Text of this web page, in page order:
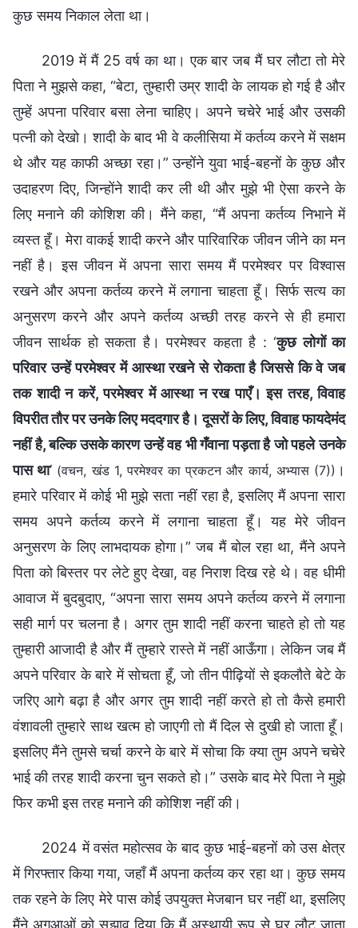
कुछ समय निकाल लेता था।
2019 में मैं 25 वर्ष का था। एक बार जब मैं घर लौटा तो मेरे
पिता ने मुझसे कहा, “बेटा, तुम्हारी उम्र शादी के लायक हो गई है और
तुम्हें अपना परिवार बसा लेना चाहिए। अपने चचेरे भाई और उसकी
पत्नी को देखो। शादी के बाद भी वे कलीसिया में कर्तव्य करने में सक्षम
थे और यह काफी अच्छा रहा।” उन्होंने युवा भाई-बहनों के कुछ और
उदाहरण दिए, जिन्होंने शादी कर ली थी और मुझे भी ऐसा करने के
लिए मनाने की कोशिश की। मैंने कहा, “मैं अपना कर्तव्य निभाने में
व्यस्त हूँ। मेरा वाकई शादी करने और पारिवारिक जीवन जीने का मन
नहीं है। इस जीवन में अपना सारा समय मैं परमेश्वर पर विश्वास
रखने और अपना कर्तव्य करने में लगाना चाहता हूँ। सिर्फ सत्य का
अनुसरण करने और अपने कर्तव्य अच्छी तरह करने से ही हमारा
जीवन सार्थक हो सकता है। परमेश्वर कहता है : ‘कुछ लोगों का
परिवार उन्हें परमेश्वर में आस्था रखने से रोकता है जिससे कि वे जब
तक शादी न करें, परमेश्वर में आस्था न रख पाएँ। इस तरह, विवाह
विपरीत तौर पर उनके लिए मददगार है। दूसरों के लिए, विवाह फायदेमंद
नहीं है, बल्कि उसके कारण उन्हें वह भी गँवाना पड़ता है जो पहले उनके
पास था’ (वचन, खंड 1, परमेश्वर का प्रकटन और कार्य, अभ्यास (7)) ।
हमारे परिवार में कोई भी मुझे सता नहीं रहा है, इसलिए मैं अपना सारा
समय अपने कर्तव्य करने में लगाना चाहता हूँ। यह मेरे जीवन
अनुसरण के लिए लाभदायक होगा।” जब मैं बोल रहा था, मैंने अपने
पिता को बिस्तर पर लेटे हुए देखा, वह निराश दिख रहे थे। वह धीमी
आवाज में बुदबुदाए, “अपना सारा समय अपने कर्तव्य करने में लगाना
सही मार्ग पर चलना है। अगर तुम शादी नहीं करना चाहते हो तो यह
तुम्हारी आजादी है और मैं तुम्हारे रास्ते में नहीं आऊँगा। लेकिन जब मैं
अपने परिवार के बारे में सोचता हूँ, जो तीन पीढ़ियों से इकलौते बेटे के
जरिए आगे बढ़ा है और अगर तुम शादी नहीं करते हो तो कैसे हमारी
वंशावली तुम्हारे साथ खत्म हो जाएगी तो मैं दिल से दुखी हो जाता हूँ।
इसलिए मैंने तुमसे चर्चा करने के बारे में सोचा कि क्या तुम अपने चचेरे
भाई की तरह शादी करना चुन सकते हो।” उसके बाद मेरे पिता ने मुझे
फिर कभी इस तरह मनाने की कोशिश नहीं की।
2024 में वसंत महोत्सव के बाद कुछ भाई-बहनों को उस क्षेत्र
में गिरफ्तार किया गया, जहाँ मैं अपना कर्तव्य कर रहा था। कुछ समय
तक रहने के लिए मेरे पास कोई उपयुक्त मेजबान घर नहीं था, इसलिए
मैंने अगुआओं को सुझाव दिया कि मैं अस्थायी रूप से घर लौट जाता